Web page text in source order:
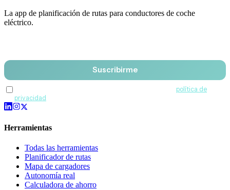
La app de planificación de rutas para conductores de coche
eléctrico.
Suscribirme
política de
privacidad
Herramientas
Todas las herramientas
Planificador de rutas
Mapa de cargadores
Autonomía real
Calculadora de ahorro